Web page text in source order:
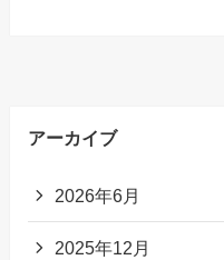
アーカイブ
2026年6月
2025年12月